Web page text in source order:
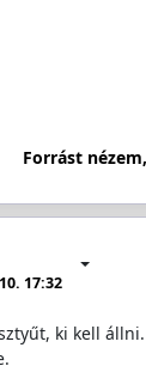
Forrást
17:32
ki kell